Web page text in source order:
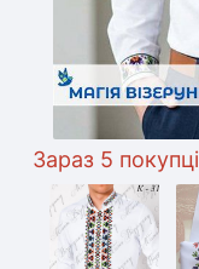
5 покупців